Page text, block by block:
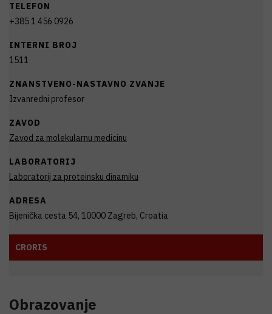
TELEFON
+385 1 456 0926
INTERNI BROJ
1511
ZNANSTVENO-NASTAVNO ZVANJE
Izvanredni profesor
ZAVOD
Zavod za molekularnu medicinu
LABORATORIJ
Laboratorij za proteinsku dinamiku
ADRESA
Bijenička cesta 54, 10000 Zagreb, Croatia
CRORIS
Obrazovanje